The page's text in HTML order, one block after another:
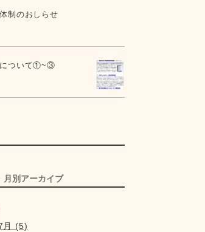
制のおしらせ
について①~③
月別アーカイブ
月 (5)